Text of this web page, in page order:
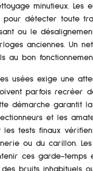
minutieux. Les
détecter toute
ou le
anciennes. Un
au bon
usées exige une
parfois recréer
démarche garantit
et les
tests finaux
ou du carillon.
ces garde-temps